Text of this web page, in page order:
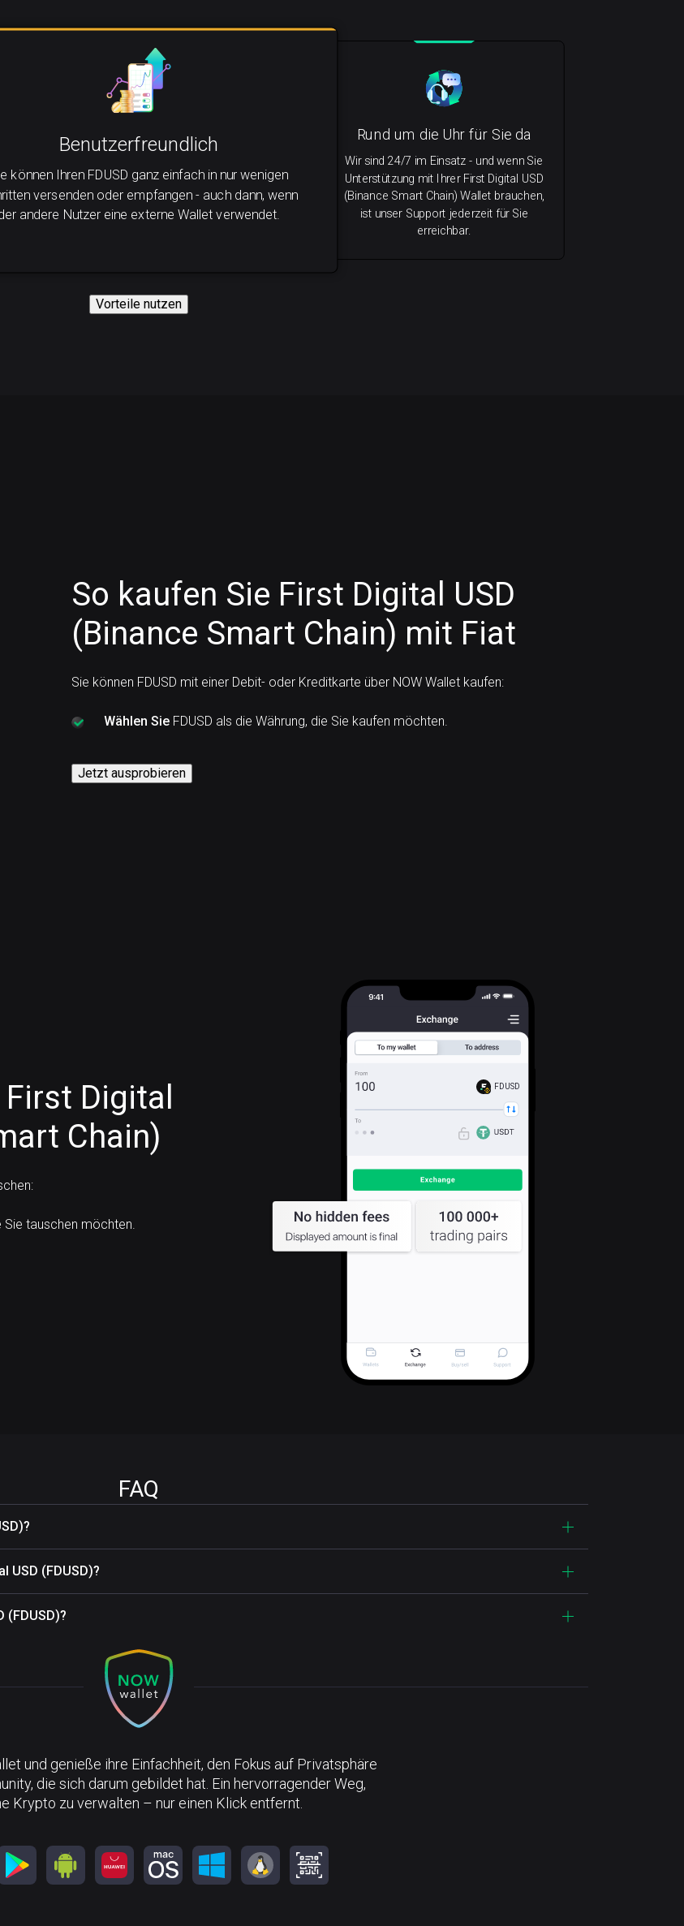
Benutzerfreundlich
können Ihren FDUSD ganz einfach in nur wenigen
versenden oder empfangen - auch dann, wenn
andere Nutzer eine externe Wallet verwendet.
Rund um die Uhr für Sie da
Wir sind 24/7 im Einsatz - und wenn Sie
Unterstützung mit Ihrer First Digital USD
(Binance Smart Chain) Wallet brauchen,
ist unser Support jederzeit für Sie
erreichbar.
Vorteile nutzen
So kaufen Sie First Digital USD
(Binance Smart Chain) mit Fiat
Sie können FDUSD mit einer Debit- oder Kreditkarte über NOW Wallet kaufen:
Wählen SieFDUSD als die Währung, die Sie kaufen möchten.
Jetzt ausprobieren
FDUSD
Digital
Chain)
Sie tauschen möchten.
FAQ
USD (FDUSD)?
(FDUSD)?
und genieße ihre Einfachheit, den Fokus auf Privatsphäre
die sich darum gebildet hat. Ein hervorragender Weg,
Krypto zu verwalten – nur einen Klick entfernt.